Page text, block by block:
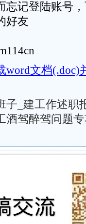
记登陆账号，
好友
word文档(.doc)
子_建工作述职
酒驾醉驾问题